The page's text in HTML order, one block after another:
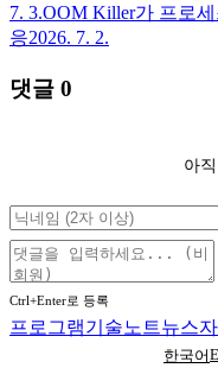
7. 3.OOM Killer가 프로
응2026. 7. 2.
댓글 0
아
Ctrl+Enter로 등록
프로그램기술노트뉴스
한국어